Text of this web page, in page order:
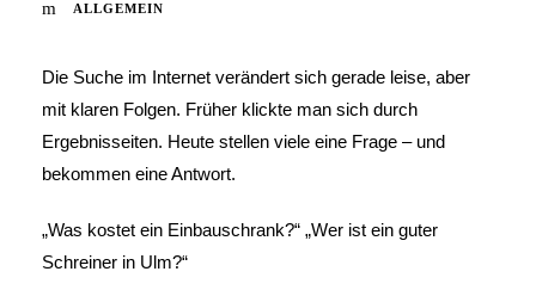
ALLGEMEIN
Die Suche im Internet verändert sich gerade leise, aber
mit klaren Folgen. Früher klickte man sich durch
Ergebnisseiten. Heute stellen viele eine Frage – und
bekommen eine Antwort.
„Was kostet ein Einbauschrank?“ „Wer ist ein guter
Schreiner in Ulm?“